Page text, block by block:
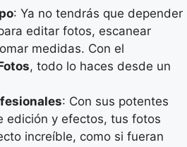
: Ya no tendrás que depender
editar fotos, escanear
medidas. Con el
, todo lo haces desde un
: Con sus potentes
edición y efectos, tus fotos
increíble, como si fueran